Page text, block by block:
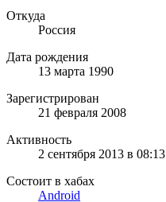
Откуда
Россия
Дата рождения
13 марта 1990
Зарегистрирован
21 февраля 2008
Активность
2 сентября 2013 в 08:13
Состоит в хабах
Android